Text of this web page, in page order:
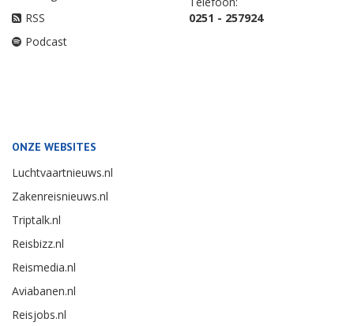
RSS
Podcast
0251 - 257924
ONZE WEBSITES
Luchtvaartnieuws.nl
Zakenreisnieuws.nl
Triptalk.nl
Reisbizz.nl
Reismedia.nl
Aviabanen.nl
Reisjobs.nl